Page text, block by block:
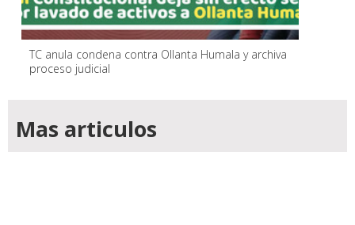
TC anula condena contra Ollanta Humala y archiva
proceso judicial
Mas articulos